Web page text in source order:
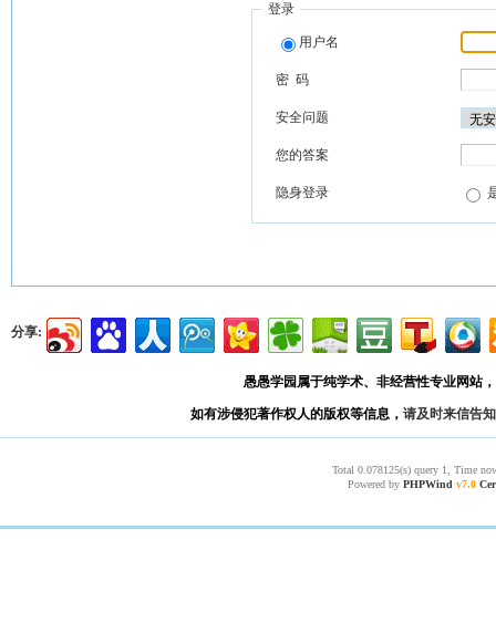
登录
用户名
密 码
安全问题
您的答案
隐身登录
分享:
愚愚学园属于纯学术、非经营性专业网站
如有涉侵犯著作权人的版权等信息， 请及时来信告知
Total 0.078125(s) query 1, Time
Powered by PHPWind v7.0